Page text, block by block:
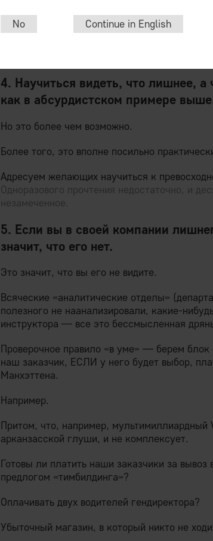
корпусов, двухчасовые паузы на
участок тетей Мотей из ОТК, ставящих
вот эту всю дрянь потребитель (если у него
4. Научиться видеть, что лишнее, а
как в абсурдистском примере
Но это более чем возможно.
Более того, это вполне посильно
Адресуем желающих научиться к
Одноразового прочтения недостаточно, и
незамеченное.
5. Если вы в своей компании
значит, что его нет.
Это значит, что вы его не видите.
Всяческие «аналитические отделы»
полезного не наанализировали, какие-
инструктора — все это бессмысленная
Проверочное правило «в уме» — берем
наш заказчик, ЕСЛИ у него будет выбор,
Манхэттена.
Например.
Притом, что, например,
арканзасской глуши, и не комплексует.
Готовы ли платить наши заказчики за
предлогом «тимбилдинга»?
Оплачивать двух водителей гендиректора?
Убыточный магазин, в который никто не
No Continue in English